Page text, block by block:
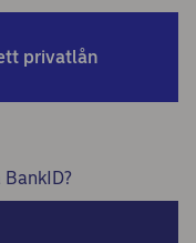
privatlån